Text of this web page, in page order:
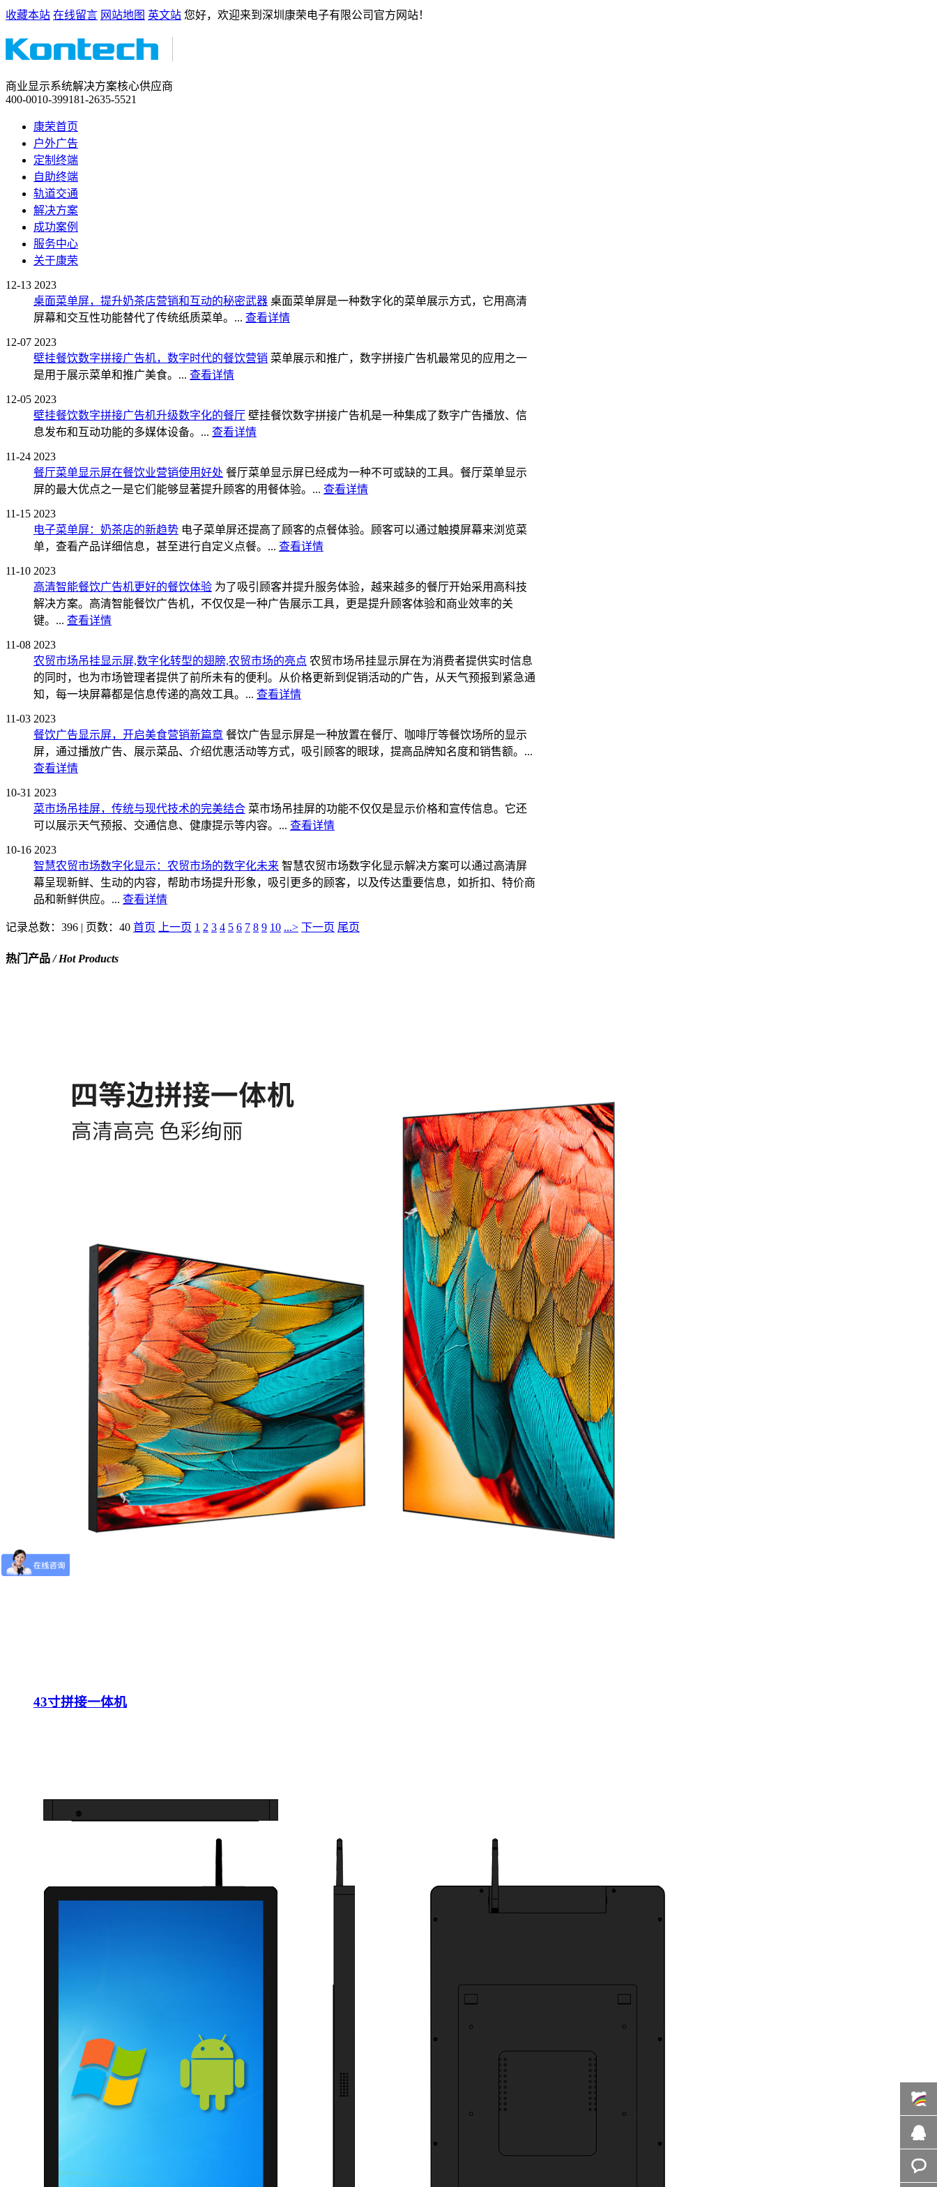
收藏本站 在线留言 网站地图 英文站 您好，欢迎来到深圳康荣电子有限公司官方网站！
商业显示系统解决方案核心供应商
400-0010-399181-2635-5521
康荣首页
户外广告
定制终端
自助终端
轨道交通
解决方案
成功案例
服务中心
关于康荣
12-13 2023
桌面菜单屏，提升奶茶店营销和互动的秘密武器 桌面菜单屏是一种数字化的菜单展示方式，它用高清
屏幕和交互性功能替代了传统纸质菜单。... 查看详情
12-07 2023
壁挂餐饮数字拼接广告机，数字时代的餐饮营销 菜单展示和推广，数字拼接广告机最常见的应用之一
是用于展示菜单和推广美食。... 查看详情
12-05 2023
壁挂餐饮数字拼接广告机升级数字化的餐厅 壁挂餐饮数字拼接广告机是一种集成了数字广告播放、信
息发布和互动功能的多媒体设备。... 查看详情
11-24 2023
餐厅菜单显示屏在餐饮业营销使用好处 餐厅菜单显示屏已经成为一种不可或缺的工具。餐厅菜单显示
屏的最大优点之一是它们能够显著提升顾客的用餐体验。... 查看详情
11-15 2023
电子菜单屏：奶茶店的新趋势 电子菜单屏还提高了顾客的点餐体验。顾客可以通过触摸屏幕来浏览菜
单，查看产品详细信息，甚至进行自定义点餐。... 查看详情
11-10 2023
高清智能餐饮广告机更好的餐饮体验 为了吸引顾客并提升服务体验，越来越多的餐厅开始采用高科技
解决方案。高清智能餐饮广告机，不仅仅是一种广告展示工具，更是提升顾客体验和商业效率的关
键。... 查看详情
11-08 2023
农贸市场吊挂显示屏,数字化转型的翅膀,农贸市场的亮点 农贸市场吊挂显示屏在为消费者提供实时信息
的同时，也为市场管理者提供了前所未有的便利。从价格更新到促销活动的广告，从天气预报到紧急通
知，每一块屏幕都是信息传递的高效工具。... 查看详情
11-03 2023
餐饮广告显示屏，开启美食营销新篇章 餐饮广告显示屏是一种放置在餐厅、咖啡厅等餐饮场所的显示
屏，通过播放广告、展示菜品、介绍优惠活动等方式，吸引顾客的眼球，提高品牌知名度和销售额。...
查看详情
10-31 2023
菜市场吊挂屏，传统与现代技术的完美结合 菜市场吊挂屏的功能不仅仅是显示价格和宣传信息。它还
可以展示天气预报、交通信息、健康提示等内容。... 查看详情
10-16 2023
智慧农贸市场数字化显示：农贸市场的数字化未来 智慧农贸市场数字化显示解决方案可以通过高清屏
幕呈现新鲜、生动的内容，帮助市场提升形象，吸引更多的顾客，以及传达重要信息，如折扣、特价商
品和新鲜供应。... 查看详情
记录总数：396 | 页数：40 首页 上一页 1 2 3 4 5 6 7 8 9 10 ...> 下一页 尾页
热门产品/ Hot Products
43寸拼接一体机
百度商
在线咨